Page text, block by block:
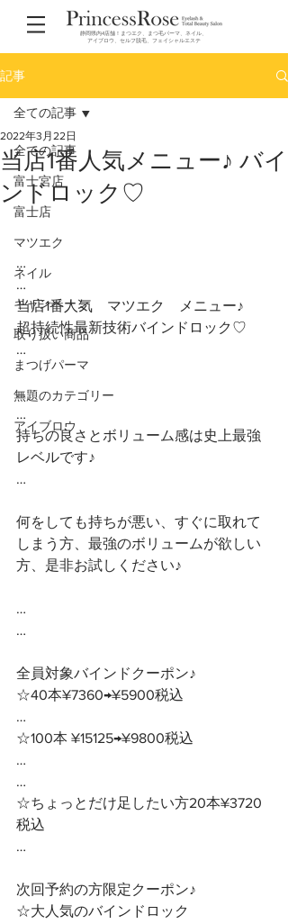
静岡県内4店舗！まつエク、まつ毛パーマ、ネイル、
アイブロウ、セルフ脱毛、フェイシャルエステ
記事
全ての記事
富士宮店
富士店
マツエク
ネイル
キャンペーン
取り扱い商品
まつげパーマ
無題のカテゴリー
アイブロウ
全ての記事
当店1番人気メニュー♪ バイ
ンドロック♡
2022年3月22日
…
…
当店1番人気　マツエク　メニュー♪
超持続性最新技術バインドロック♡
…
…
…
持ちの良さとボリューム感は史上最強
レベルです♪
…
何をしても持ちが悪い、すぐに取れて
しまう方、最強のボリュームが欲しい
方、是非お試しください♪
…
…
全員対象バインドクーポン♪
☆40本¥7360→¥5900税込
…
☆100本 ¥15125→¥9800税込
…
…
☆ちょっとだけ足したい方20本¥3720
税込
…
次回予約の方限定クーポン♪
☆大人気のバインドロック